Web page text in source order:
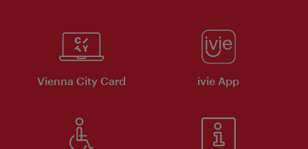
Vienna City Card ivie App